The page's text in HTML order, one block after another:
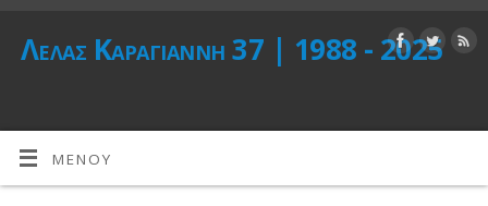
Λέλας Καραγιάννη 37 | 1988 - 2025
ΜΕΝΟΎ